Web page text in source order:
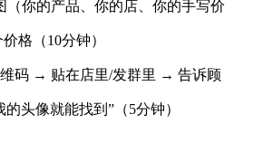
（你的产品、你的店、你的手写价
格（10分钟）
维码 → 贴在店里/发群里 → 告诉顾
头像就能找到”（5分钟）